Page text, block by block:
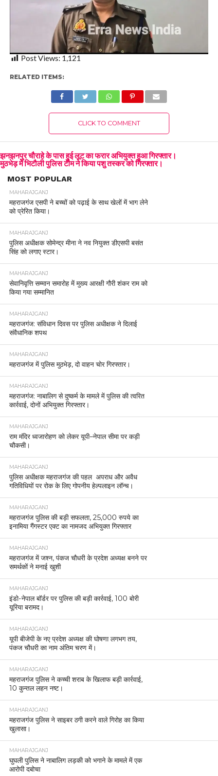
Post Views: 1,121
RELATED ITEMS:
CLICK TO COMMENT
झनझनपुर चौराहे के पास हुई लूट का फरार अभियुक्त हुआ गिरफ्तार।
मुठभेड़ में भिटौली पुलिस टीम ने किया पशु तस्कर को गिरफ्तार।
MOST POPULAR
MAHARAJGANJ
महराजगंज एसपी ने बच्चों को पढ़ाई के साथ खेलों में भाग लेने
को प्रेरित किया।
MAHARAJGANJ
पुलिस अधीक्षक सोमेन्द्र मीना ने नव नियुक्त डीएसपी बसंत
सिंह को लगाए स्टार।
MAHARAJGANJ
सेवानिवृत्ति सम्मान समारोह में मुख्य आरक्षी गौरी शंकर राम को
किया गया सम्मानित
MAHARAJGANJ
महराजगंज: संविधान दिवस पर पुलिस अधीक्षक ने दिलाई
संवैधानिक शपथ
MAHARAJGANJ
महराजगंज में पुलिस मुठभेड़, दो वाहन चोर गिरफ्तार।
MAHARAJGANJ
महराजगंज: नाबालिग से दुष्कर्म के मामले में पुलिस की त्वरित
कार्रवाई, दोनों अभियुक्त गिरफ्तार।
MAHARAJGANJ
राम मंदिर ध्वजारोहण को लेकर यूपी–नेपाल सीमा पर कड़ी
चौकसी।
MAHARAJGANJ
पुलिस अधीक्षक महराजगंज की पहल अपराध और अवैध
गतिविधियों पर रोक के लिए गोपनीय हेल्पलाइन लॉन्च।
MAHARAJGANJ
महराजगंज पुलिस की बड़ी सफलता, 25,000 रुपये का
इनामिया गैंगस्टर एक्ट का नामजद अभियुक्त गिरफ्तार
MAHARAJGANJ
महराजगंज में जश्न, पंकज चौधरी के प्रदेश अध्यक्ष बनने पर
समर्थकों ने मनाई खुशी
MAHARAJGANJ
इंडो-नेपाल बॉर्डर पर पुलिस की बड़ी कार्रवाई, 100 बोरी
यूरिया बरामद।
MAHARAJGANJ
यूपी बीजेपी के नए प्रदेश अध्यक्ष की घोषणा लगभग तय,
पंकज चौधरी का नाम अंतिम चरण में।
MAHARAJGANJ
महराजगंज पुलिस ने कच्ची शराब के खिलाफ बड़ी कार्रवाई,
10 कुन्तल लहन नष्ट।
MAHARAJGANJ
महराजगंज पुलिस ने साइबर ठगी करने वाले गिरोह का किया
खुलासा।
MAHARAJGANJ
घुघली पुलिस ने नाबालिग लड़की को भगाने के मामले में एक
आरोपी दबोचा